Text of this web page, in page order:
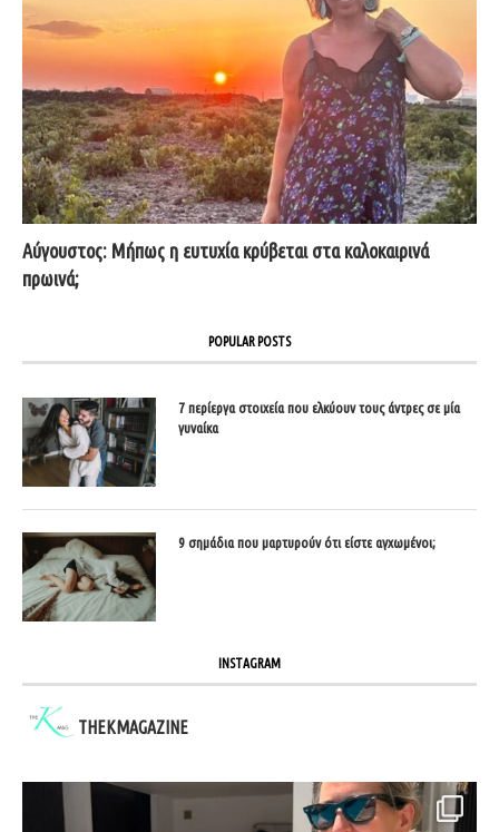
Αύγουστος: Μήπως η ευτυχία κρύβεται στα καλοκαιρινά
πρωινά;
POPULAR POSTS
7 περίεργα στοιχεία που ελκύουν τους άντρες σε μία
γυναίκα
9 σημάδια που μαρτυρούν ότι είστε αγχωμένοι;
INSTAGRAM
THEKMAGAZINE